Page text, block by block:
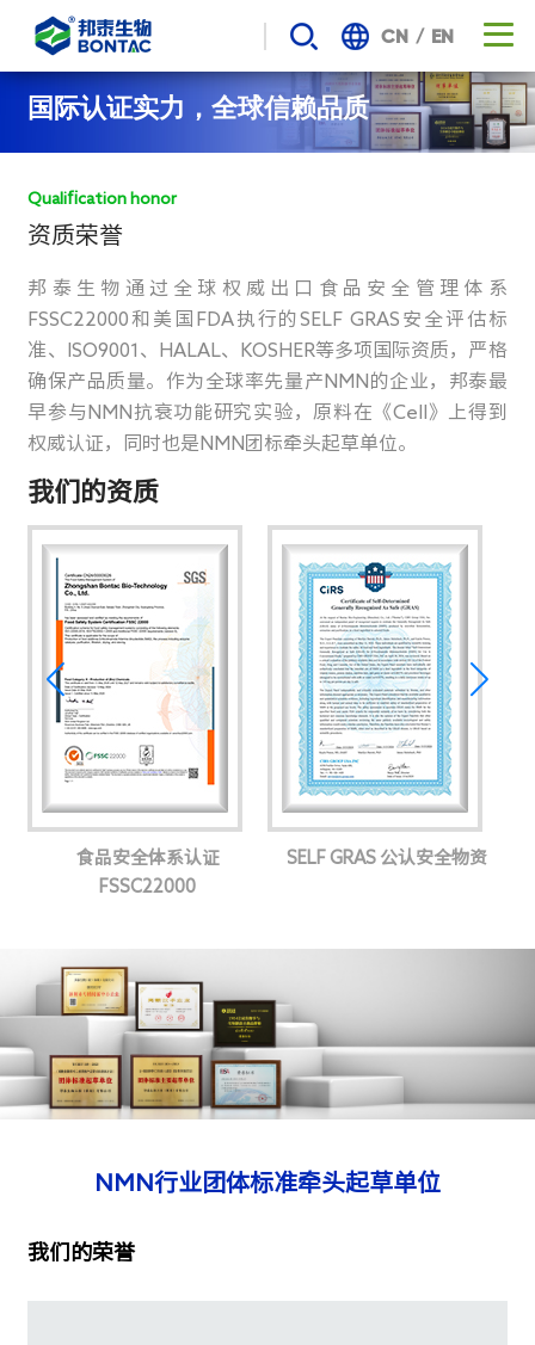
邦
泰
生
物-
多
项
国
际
资
和
CN / EN
国际认证实力，全球信赖品质
Qualification honor
资质荣誉
邦泰生物通过全球权威出口食品安全管理体系
FSSC22000和美国FDA执行的SELF GRAS安全评估标
准、ISO9001、HALAL、KOSHER等多项国际资质，严格
确保产品质量。作为全球率先量产NMN的企业，邦泰最
早参与NMN抗衰功能研究实验，原料在《CelI》上得到
权威认证，同时也是NMN团标牵头起草单位。
我们的资质
食品安全体系认证
FSSC22000
SELF GRAS 公认安全物资
NMN行业团体标准牵头起草单位
我们的荣誉